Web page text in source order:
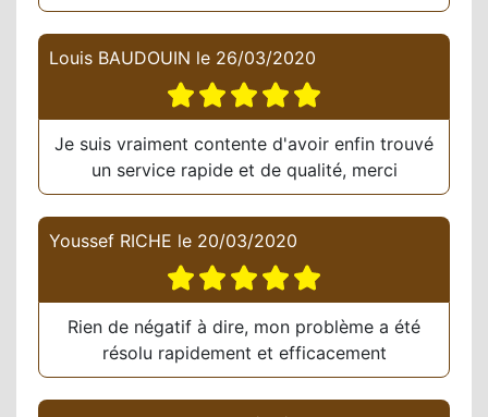
Louis BAUDOUIN le 26/03/2020
Je suis vraiment contente d'avoir enfin trouvé
un service rapide et de qualité, merci
Youssef RICHE le 20/03/2020
Rien de négatif à dire, mon problème a été
résolu rapidement et efficacement